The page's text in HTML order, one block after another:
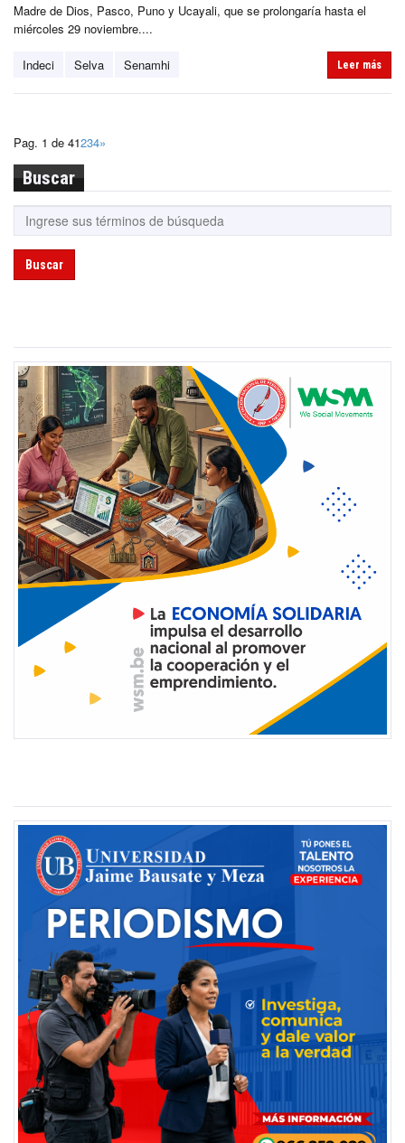
Madre de Dios, Pasco, Puno y Ucayali, que se prolongaría hasta el
miércoles 29 noviembre....
Indeci Selva Senamhi Leer más
Pag. 1 de 41234»
Buscar
Buscar